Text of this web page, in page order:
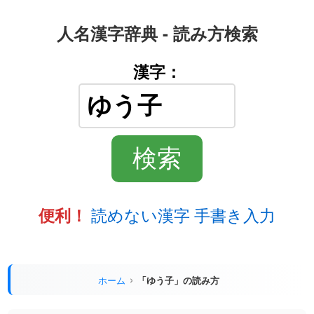
人名漢字辞典 - 読み方検索
漢字：
便利！ 読めない漢字 手書き入力
ホーム 「ゆう子」の読み方